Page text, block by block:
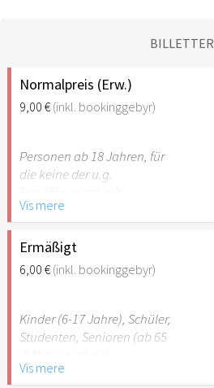
BILLETTER
Normalpreis (Erw.)
9,00 €(inkl. bookinggebyr)
Personen ab 18 Jahren, für
die keine der u.g.
Vis mere
Ermäßigt
6,00 €(inkl. bookinggebyr)
Kinder (6-17 Jahre), Schüler,
Studenten, Senioren (ab 65
Behinderung (ab 50%),
Vis mere